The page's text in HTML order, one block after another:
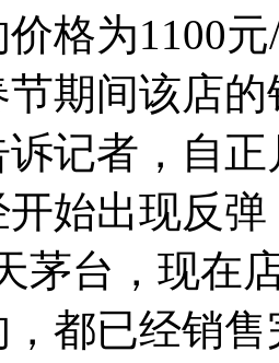
格为1100
期间该店
记者，自
始出现反
茅台，现在
都已经销